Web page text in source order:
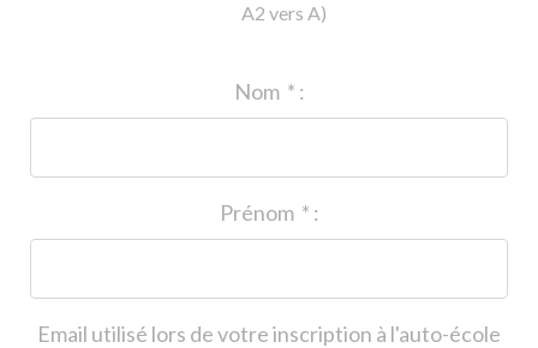
A2 vers A)
* :
* :
Email utilisé lors de votre inscription à l'auto-école